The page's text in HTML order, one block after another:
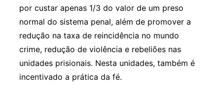
por custar apenas 1/3 do valor de um preso
normal do sistema penal, além de promover a
redução na taxa de reincidência no mundo
crime, redução de violência e rebeliões nas
unidades prisionais. Nesta unidades, também é
incentivado a prática da fé.